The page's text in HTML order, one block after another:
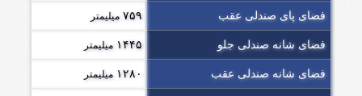
فضای پای صندلی عقب ۷۵۹ میلیمتر
فضای شانه صندلی جلو ۱۴۴۵ میلیمتر
فضای شانه صندلی عقب ۱۲۸۰ میلیمتر